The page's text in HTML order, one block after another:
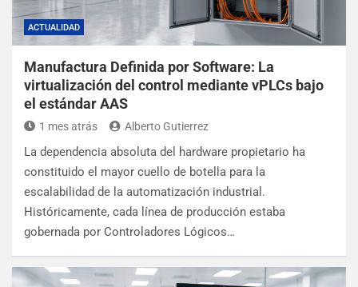
ACTUALIDAD
Manufactura Definida por Software: La
virtualización del control mediante vPLCs bajo
el estándar AAS
1 mes atrás Alberto Gutierrez
La dependencia absoluta del hardware propietario ha
constituido el mayor cuello de botella para la
escalabilidad de la automatización industrial.
Históricamente, cada línea de producción estaba
gobernada por Controladores Lógicos…